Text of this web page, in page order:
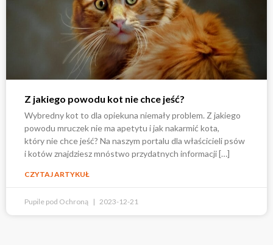
Z jakiego powodu kot nie chce jeść?
Wybredny kot to dla opiekuna niemały problem. Z jakiego
powodu mruczek nie ma apetytu i jak nakarmić kota,
który nie chce jeść? Na naszym portalu dla właścicieli psów
i kotów znajdziesz mnóstwo przydatnych informacji […]
CZYTAJ ARTYKUŁ
Pupile pod Ochroną 2023-12-21